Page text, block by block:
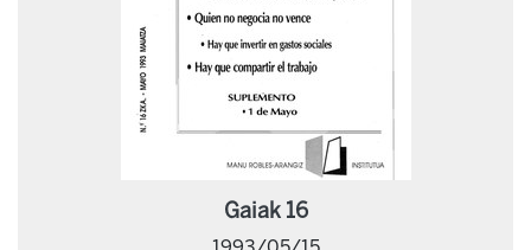
Gaiak 16